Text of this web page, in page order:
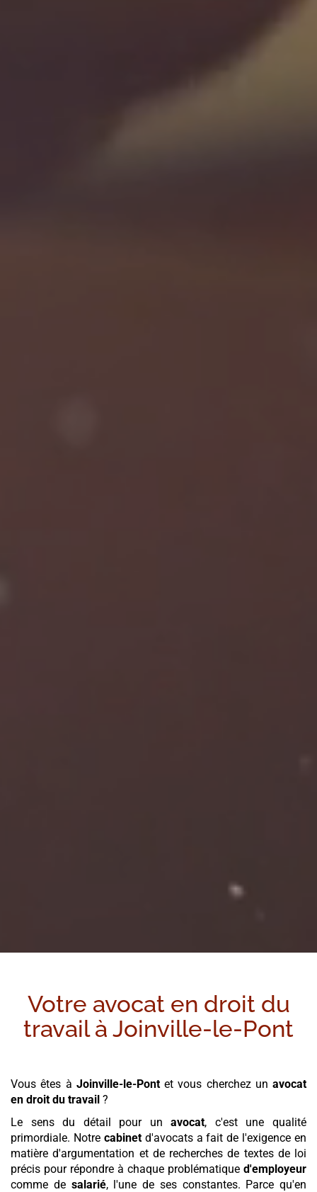
Votre avocat en droit du
travail à Joinville-le-Pont
Vous êtes à Joinville-le-Pontet vous cherchez un avocat
en droit du travail ?
Le sens du détail pour unavocat, c'est une qualité
primordiale. Notre cabinet d'avocats a fait de l'exigence en
matière d'argumentation et de recherches de textes de loi
précis pour répondre à chaque problématique d'employeur
comme de salarié, l'une de ses constantes. Parce qu'en